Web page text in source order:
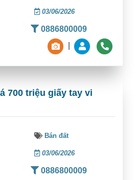
03/06/2026
0886800009
700 triệu giấy tay vi
Bán đất
03/06/2026
0886800009